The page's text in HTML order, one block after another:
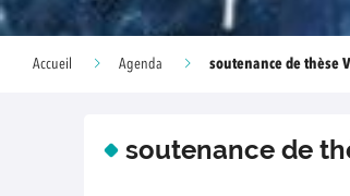
Accueil Agenda soutenance de thèse
soutenance de